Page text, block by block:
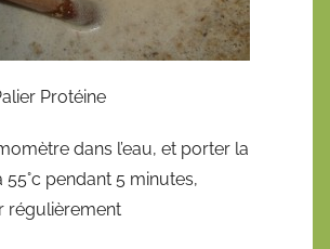
Protéine
dans l’eau, et porter la
pendant 5 minutes,
régulièrement